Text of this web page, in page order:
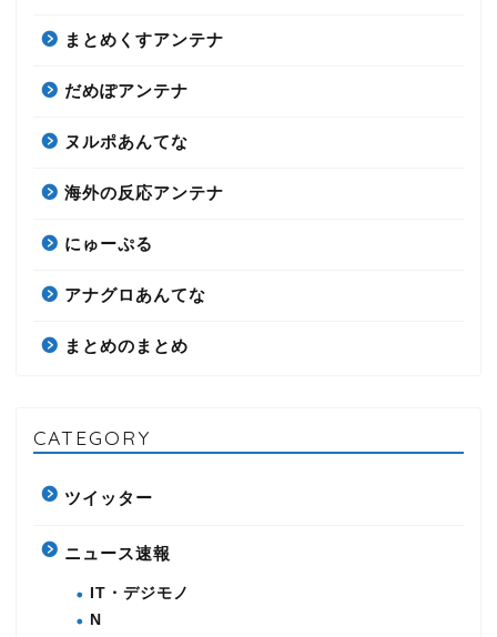
まとめくすアンテナ
だめぽアンテナ
ヌルポあんてな
海外の反応アンテナ
にゅーぷる
アナグロあんてな
まとめのまとめ
CATEGORY
ツイッター
ニュース速報
IT・デジモノ
N